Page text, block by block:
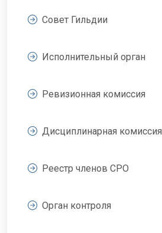
Совет Гильдии
Исполнительный орган
Ревизионная комиссия
Дисциплинарная комиссия
Реестр членов СРО
Орган контроля